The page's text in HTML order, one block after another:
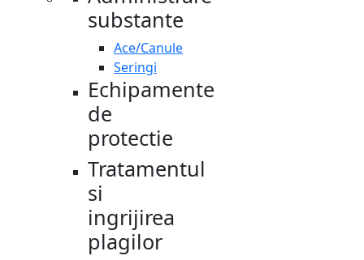
substante
Ace/Canule
Seringi
Echipamente
de
protectie
Tratamentul
si
ingrijirea
plagilor